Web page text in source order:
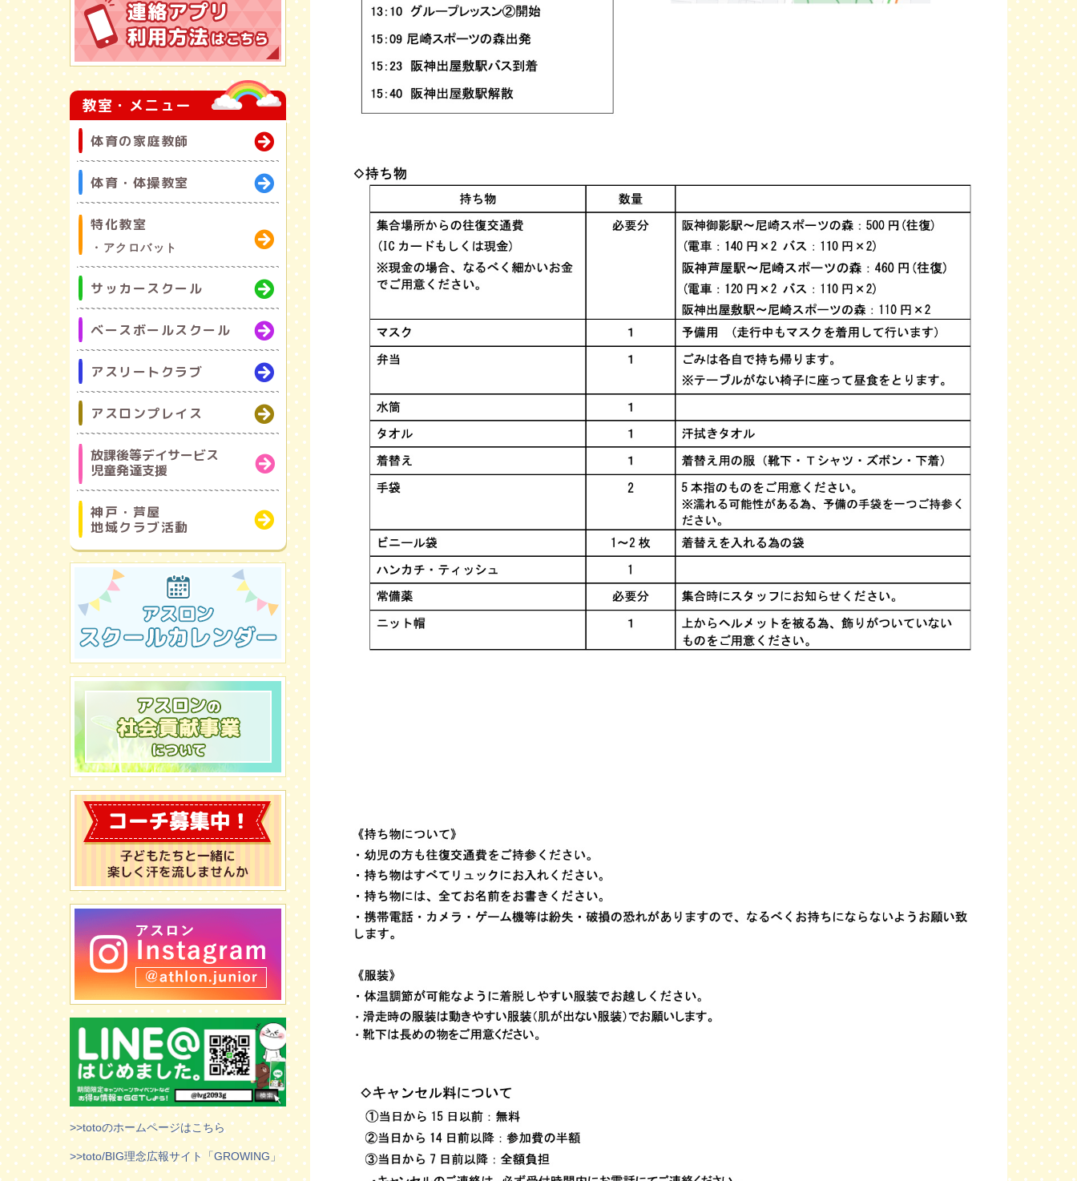
教室・メニュー
体育の家庭教師
体育・体操教室
特化教室
・アクロバット
サッカースクール
ベースボールスクール
アスリートクラブ
アスロンプレイス
放課後等デイサービス
児童発達支援
神戸・芦屋
地域クラブ活動
>>totoのホームページはこちら
>>toto/BIG理念広報サイト「GROWING」